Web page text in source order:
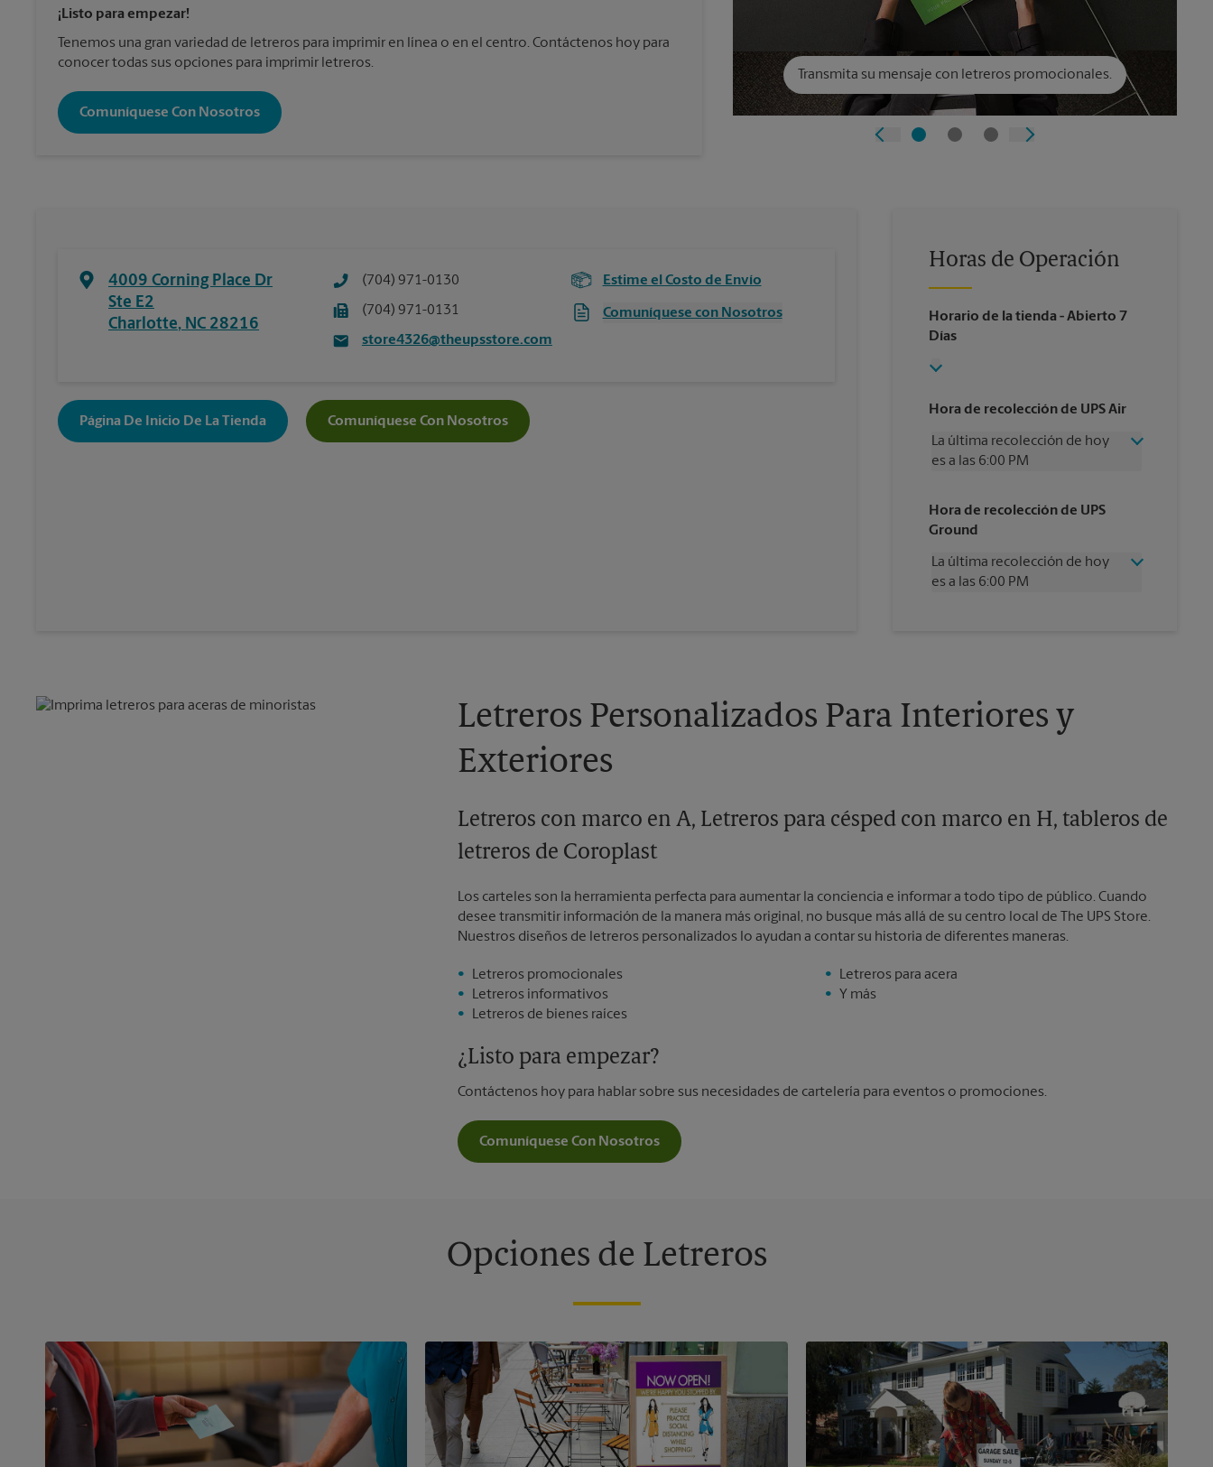
¡Listo para empezar!
Tenemos una gran variedad de letreros para imprimir en línea o en el centro. Contáctenos hoy para
conocer todas sus opciones para imprimir letreros.
Comuníquese Con Nosotros
Transmita su mensaje con letreros promocionales.
4009 Corning Place Dr
Ste E2
Charlotte, NC 28216
(704) 971-0130
(704) 971-0131
store4326@theupsstore.com
Estime el Costo de Envío
Comuníquese con Nosotros
Página De Inicio De La Tienda Comuníquese Con Nosotros
Horas de Operación
Horario de la tienda - Abierto 7
Días
Hora de recolección de UPS Air
La última recolección de hoy
es a las 6:00 PM
Jueves
6:00 PM
Viernes
Sábado
2:00 PM
Domingo
Sin Recolección
Hora de recolección de UPS
Ground
La última recolección de hoy
es a las 6:00 PM
Domingo
Lunes
6:00 PM
6:00 PM
Letreros Personalizados Para Interiores y
Exteriores
Letreros con marco en A, Letreros para césped con marco en H, tableros de
letreros de Coroplast
Los carteles son la herramienta perfecta para aumentar la conciencia e informar a todo tipo de público. Cuando
desee transmitir información de la manera más original, no busque más allá de su centro local de The UPS Store.
Nuestros diseños de letreros personalizados lo ayudan a contar su historia de diferentes maneras.
Letreros promocionales
Letreros informativos
Letreros de bienes raíces
Letreros para acera
Y más
¿Listo para empezar?
Contáctenos hoy para hablar sobre sus necesidades de cartelería para eventos o promociones.
Comuníquese Con Nosotros
Opciones de Letreros